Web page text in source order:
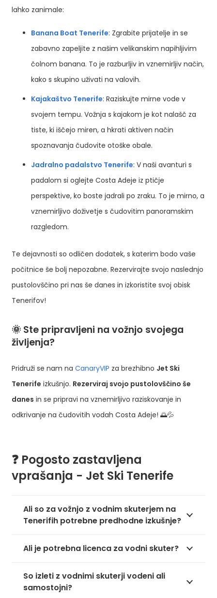
lahko zanimale:
Banana Boat Tenerife: Zgrabite prijatelje in se
zabavno zapeljite z našim velikanskim napihljivim
čolnom banana. To je razburljiv in vznemirljiv način,
kako s skupino uživati na valovih.
Kajakaštvo Tenerife: Raziskujte mirne vode v
svojem tempu. Vožnja s kajakom je kot nalašč za
tiste, ki iščejo miren, a hkrati aktiven način
spoznavanja čudovite otoške obale.
Jadralno padalstvo Tenerife: V naši avanturi s
padalom si oglejte Costa Adeje iz ptičje
perspektive, ko boste jadrali po zraku. To je mirno, a
vznemirljivo doživetje s čudovitim panoramskim
razgledom.
Te dejavnosti so odličen dodatek, s katerim bodo vaše
počitnice še bolj nepozabne. Rezervirajte svojo naslednjo
pustolovščino pri nas še danes in izkoristite svoj obisk
Tenerifov!
🌞 Ste pripravljeni na vožnjo svojega
življenja?
Pridruži se nam na CanaryVIP za brezhibno Jet Ski
Tenerife izkušnjo. Rezerviraj svojo pustolovščino še
danes in se pripravi na vznemirljivo raziskovanje in
odkrivanje na čudovitih vodah Costa Adeje! 🌅💦
❓ Pogosto zastavljena
vprašanja - Jet Ski Tenerife
Ali so za vožnjo z vodnim skuterjem na
Tenerifih potrebne predhodne izkušnje?
Ali je potrebna licenca za vodni skuter?
So izleti z vodnimi skuterji vodeni ali
samostojni?